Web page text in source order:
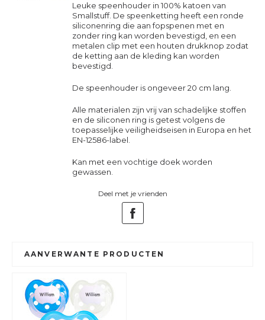
Leuke speenhouder in 100% katoen van
Smallstuff. De speenketting heeft een ronde
siliconenring die aan fopspenen met en
zonder ring kan worden bevestigd, en een
metalen clip met een houten drukknop zodat
de ketting aan de kleding kan worden
bevestigd.
De speenhouder is ongeveer 20 cm lang.
Alle materialen zijn vrij van schadelijke stoffen
en de siliconen ring is getest volgens de
toepasselijke veiligheidseisen in Europa en het
EN-12586-label.
Kan met een vochtige doek worden
gewassen.
Deel met je vrienden
AANVERWANTE PRODUCTEN